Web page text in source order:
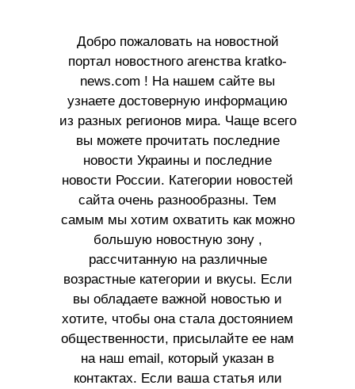
Добро пожаловать на новостной
портал новостного агенства kratko-
news.com ! На нашем сайте вы
узнаете достоверную информацию
из разных регионов мира. Чаще всего
вы можете прочитать последние
новости Украины и последние
новости России. Категории новостей
сайта очень разнообразны. Тем
самым мы хотим охватить как можно
большую новостную зону ,
рассчитанную на различные
возрастные категории и вкусы. Если
вы обладаете важной новостью и
хотите, чтобы она стала достоянием
общественности, присылайте ее нам
на наш email, который указан в
контактах. Если ваша статья или